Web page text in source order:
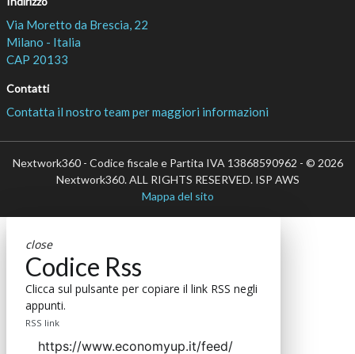
Via Moretto da Brescia, 22
Milano - Italia
CAP 20133
Contatti
Contatta il nostro team per maggiori informazioni
Nextwork360 - Codice fiscale e Partita IVA 13868590962 - © 2026
Nextwork360. ALL RIGHTS RESERVED. ISP AWS
Mappa del sito
close
Codice Rss
Clicca sul pulsante per copiare il link RSS negli
appunti.
RSS link